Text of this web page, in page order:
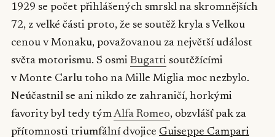
1929 se počet přihlášených smrskl na skromnějších
72, z velké části proto, že se soutěž kryla s Velkou
cenou v Monaku, považovanou za největší událost
světa motorismu. S osmi Bugatti soutěžícími
v Monte Carlu toho na Mille Miglia moc nezbylo.
Neúčastnil se ani nikdo ze zahraničí, horkými
favority byl tedy týmAlfa Romeo, obzvlášť pak za
přítomnosti triumfální dvojice Guiseppe Campari